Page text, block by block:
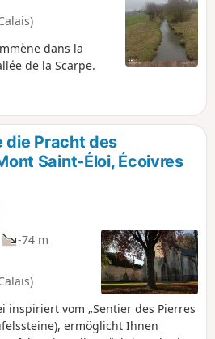
dans la
de la Scarpe.
die Pracht des
Saint-Éloi, Écoivres
-74 m
inspiriert vom „Sentier des Pierres
ermöglicht Ihnen